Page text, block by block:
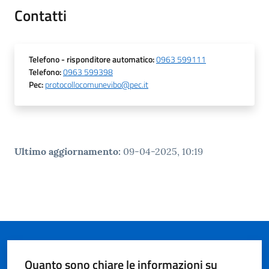
o
e
o
Contatti
Telefono- risponditore automatico:0963 599111
Telefono:0963 599398
Pec:protocollocomunevibo@pec.it
Ultimo aggiornamento: 09-04-2025, 10:19
Quanto sono chiare le informazioni su